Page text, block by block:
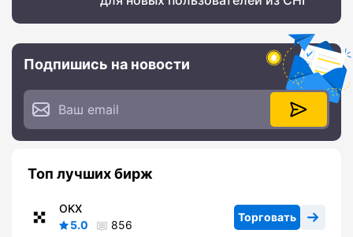
Подпишись на новости
Топ лучших бирж
OKX
5.0
856
Торговать